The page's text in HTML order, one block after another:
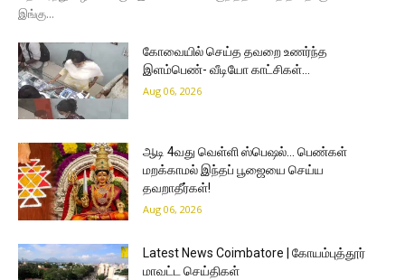
இங்கு...
கோவையில் செய்த தவறை உணர்ந்த
இளம்பெண்- வீடியோ காட்சிகள்…
Aug 06, 2026
ஆடி 4வது வெள்ளி ஸ்பெஷல்… பெண்கள்
மறக்காமல் இந்தப் பூஜையை செய்ய
தவறாதீர்கள்!
Aug 06, 2026
Latest News Coimbatore | கோயம்புத்தூர்
மாவட்ட செய்திகள்